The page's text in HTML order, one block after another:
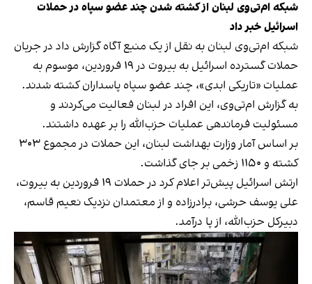
شبکه ام‌تی‌وی لبنان از کشته شدن چند عضو سپاه در حملات
اسرائیل خبر داد
شبکه ام‌تی‌وی لبنان به نقل از یک منبع آگاه گزارش داد در جریان
حملات گسترده اسرائیل به بیروت در ۱۹ فروردین، موسوم به
عملیات «تاریکی ابدی»، چند عضو سپاه پاسداران کشته شدند.
به گزارش ام‌تی‌وی، این افراد در لبنان فعالیت می‌کردند و
مسئولیت فرماندهی عملیات حزب‌الله را بر عهده داشتند.
بر اساس آمار وزارت بهداشت لبنان، این حملات در مجموع ۳۰۳
کشته و ۱۱۵۰ زخمی بر جای گذاشت.
ارتش اسرائیل پیش‌تر اعلام کرد در حملات ۱۹ فروردین به بیروت،
علی یوسف حرشی، برادرزاده و از معتمدان نزدیک نعیم قاسم،
دبیرکل حزب‌الله، از پا درآمد.